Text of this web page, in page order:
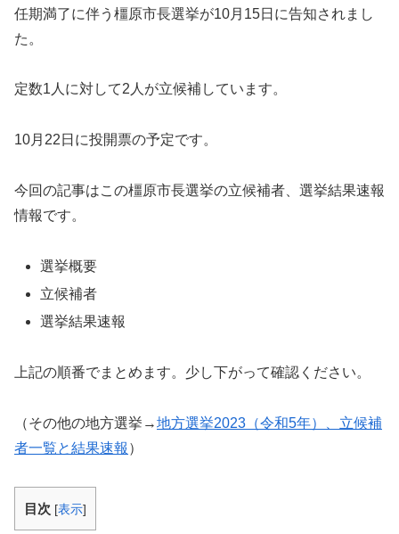
任期満了に伴う橿原市長選挙が10月15日に告知されまし
た。
定数1人に対して2人が立候補しています。
10月22日に投開票の予定です。
今回の記事はこの橿原市長選挙の立候補者、選挙結果速報
情報です。
選挙概要
立候補者
選挙結果速報
上記の順番でまとめます。少し下がって確認ください。
（その他の地方選挙→地方選挙2023（令和5年）、立候補
者一覧と結果速報 ）
目次 [表示]